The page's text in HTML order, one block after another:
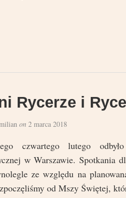
Rycerze i
on2 marca 2018
czwartego lutego
w Warszawie. Spotkania
ze względu na
od Mszy Świętej,